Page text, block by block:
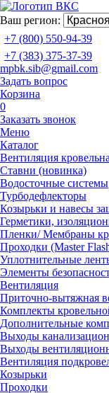
Ваш регион:
+7 (800) 550-94-39
+7 (383) 375-37-39
mpbk.sib@gmail.com
Задать вопрос
Корзина
0
Заказать звонок
Меню
Каталог
Вентиляция
Ставни (новинка)
Водосточные системы
Турбодефлекторы
Козырьки и навесы
Герметики,
Пленки/ Мембраны
Проходки (Master
Уплотнительные
Элементы
Вентиляция
Приточно-вытяжная
Комплекты
Дополнительные
Выходы
Выходы
Вентиляция
Козырьки
Проходки